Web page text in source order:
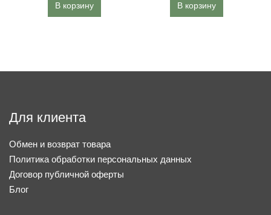
В корзину В корзину
Для клиента
Обмен и возврат товара
Политика обработки персональных данных
Договор публичной оферты
Блог